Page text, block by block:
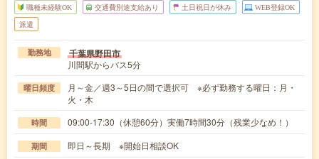
職種未経験OK 交通費別途支給あり 土日祝日が休み WEB登録OK
派遣
勤務地 千葉県野田市
川間駅からバス5分
曜日頻度
月～金／週3～5日の間で選択可 ※必ず勤務する曜日：月・
火・木
時間 09:00-17:30（休憩60分）実働7時間30分（残業少なめ！）
期間 即日～長期 ※開始日相談OK